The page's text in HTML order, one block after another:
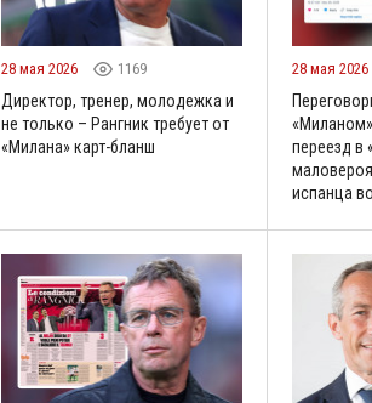
28 мая 2026 1169
Директор, тренер, молодежка и
не только – Рангник требует от
«Милана» карт-бланш
28 мая 2026
переезд в
испанца